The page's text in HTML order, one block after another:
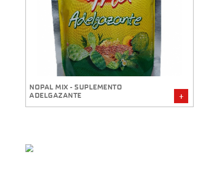
NOPAL PIÑALAX - SUPLEMENTO
ADELGAZANTE